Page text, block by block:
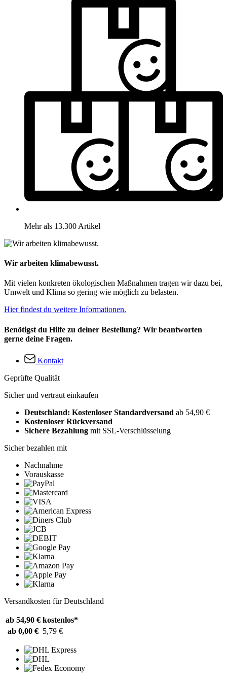
Mehr als 13.300 Artikel
Wir arbeiten klimabewusst.
Mit vielen konkreten ökologischen Maßnahmen tragen wir dazu bei,
Umwelt und Klima so gering wie möglich zu belasten.
Hier findest du weitere Informationen.
Benötigst du Hilfe zu deiner Bestellung? Wir beantworten
gerne deine Fragen.
Kontakt
Geprüfte Qualität
Sicher und vertraut einkaufen
Deutschland: Kostenloser Standardversand ab 54,90 €
Kostenloser Rückversand
Sichere Bezahlung mit SSL-Verschlüsselung
Sicher bezahlen mit
Nachnahme
Vorauskasse
Versandkosten für Deutschland
ab 54,90 € kostenlos*
ab 0,00 € 5,79 €